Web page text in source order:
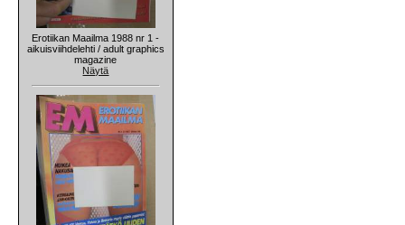
Erotiikan Maailma 1988 nr 1 -
aikuisviihdelehti / adult graphics
magazine
Näytä